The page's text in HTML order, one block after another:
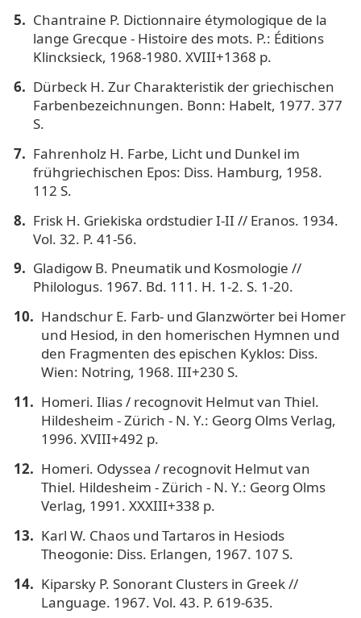
Chantraine P. Dictionnaire étymologique de la
lange Grecque - Histoire des mots. P.: Éditions
Klincksieck, 1968-1980. XVIII+1368 p.
Dürbeck H. Zur Charakteristik der griechischen
Farbenbezeichnungen. Bonn: Habelt, 1977. 377
S.
Fahrenholz H. Farbe, Licht und Dunkel im
frühgriechischen Epos: Diss. Hamburg, 1958.
112 S.
Frisk H. Griekiska ordstudier I-II // Eranos. 1934.
Vol. 32. P. 41-56.
Gladigow B. Pneumatik und Kosmologie //
Philologus. 1967. Bd. 111. H. 1-2. S. 1-20.
Handschur E. Farb- und Glanzwörter bei Homer
und Hesiod, in den homerischen Hymnen und
den Fragmenten des epischen Kyklos: Diss.
Wien: Notring, 1968. III+230 S.
Homeri. Ilias / recognovit Helmut van Thiel.
Hildesheim - Zürich - N. Y.: Georg Olms Verlag,
1996. XVIII+492 p.
Homeri. Odyssea / recognovit Helmut van
Thiel. Hildesheim - Zürich - N. Y.: Georg Olms
Verlag, 1991. XXXIII+338 p.
Karl W. Chaos und Tartaros in Hesiods
Theogonie: Diss. Erlangen, 1967. 107 S.
Κiparsky P. Sonorant Clusters in Greek //
Language. 1967. Vol. 43. P. 619-635.